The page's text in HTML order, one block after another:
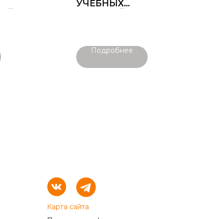
УЧЕБНЫХ
ВЕШАЛКОЙ ПОД
ОДЕЖДУ
Подробнее
Карта сайта